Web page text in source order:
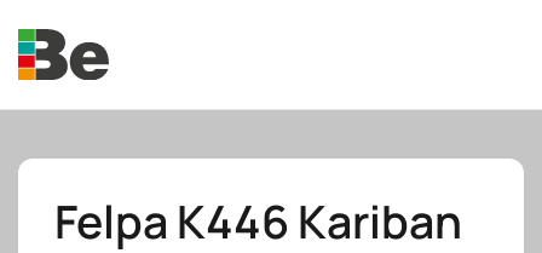
Skip to main content
Felpa K446 Kariban